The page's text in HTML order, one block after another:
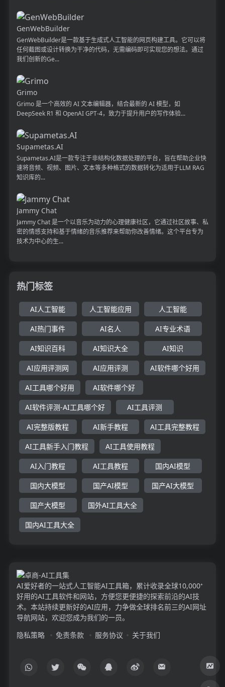
GenWebBuilder
GenWebBuilder是一款基于生成式人工智能的网页构建工具。它可以将
任何截图或设计转换为干净的代码，无需编码即可实现您的想法。通过
我们创新的Ge...
Grimo
Grimo 是一个高效的 AI 文本编辑器，结合最新的 AI 模型，如
DeepSeek R1 和 OpenAI GPT-4，致力于提升用户的写作体验...
Supametas.AI
Supametas.AI是一款专注于非结构化数据处理的平台，旨在帮助企业快
速将音频、视频、图片、文本等多种格式的数据转化为适用于LLM RAG
知识库的...
Jammy Chat
Jammy Chat 是一个以音乐为动力的心理健康社区，它通过社区故事、私
密的情感支持和基于情绪的音乐推荐来帮助你改善情绪。这个平台专为
技术为中心的生...
热门标签
AI人工智能 人工智能应用 人工智能
AI热门事件 AI名人 AI专业术语
AI知识百科 AI知识大全 AI知识
AI应用评测网 AI应用评测 AI软件哪个好用
AI工具哪个好用 AI软件哪个好
AI软件评测-AI工具哪个好 AI工具评测
AI完整版教程 AI新手教程 AI工具完整教程
AI工具新手入门教程 AI工具使用教程
AI入门教程 AI工具教程 国内AI模型
国内大模型 国产AI模型 国产AI大模型
国产大模型 国外AI工具大全
国内AI工具大全
AI爱好者的一站式人工智能AI工具箱，累计收录全球10,000⁺
好用的AI工具软件和网站，方便您更便捷的探索前沿的AI技
术。本站持续更新好的AI应用，力争做全球排名前三的AI网址
导航网站，欢迎您成为我们的一员。
隐私策略
免责条款 服务协议 关于我们